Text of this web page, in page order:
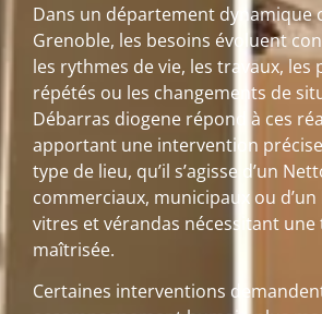
Dans un département dynamique
Grenoble, les besoins évoluent
les rythmes de vie, les travaux, les
répétés ou les changements de
Débarras diogene répond à ces
apportant une intervention
type de lieu, qu’il s’agisse d’un
commerciaux, municipaux ou
vitres et vérandas nécessitant
maîtrisée.
Certaines interventions